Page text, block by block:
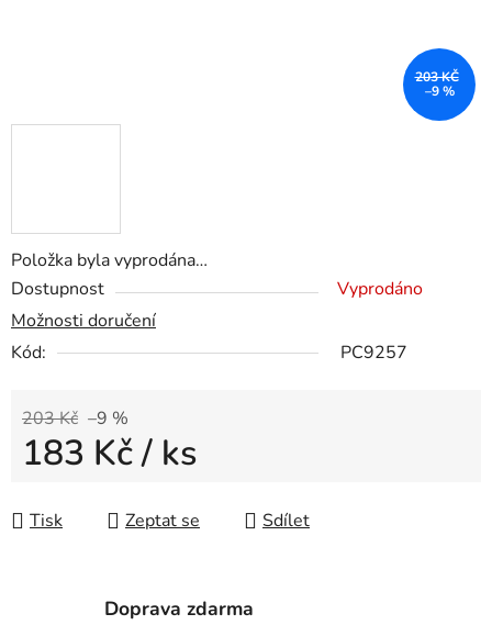
Položka byla vyprodána…
Dostupnost
Vyprodáno
Možnosti doručení
Kód:
PC9257
203 Kč –9 %
183 Kč/ ks
Tisk
Zeptat se Sdílet
203 KČ
–9 %
Doprava zdarma